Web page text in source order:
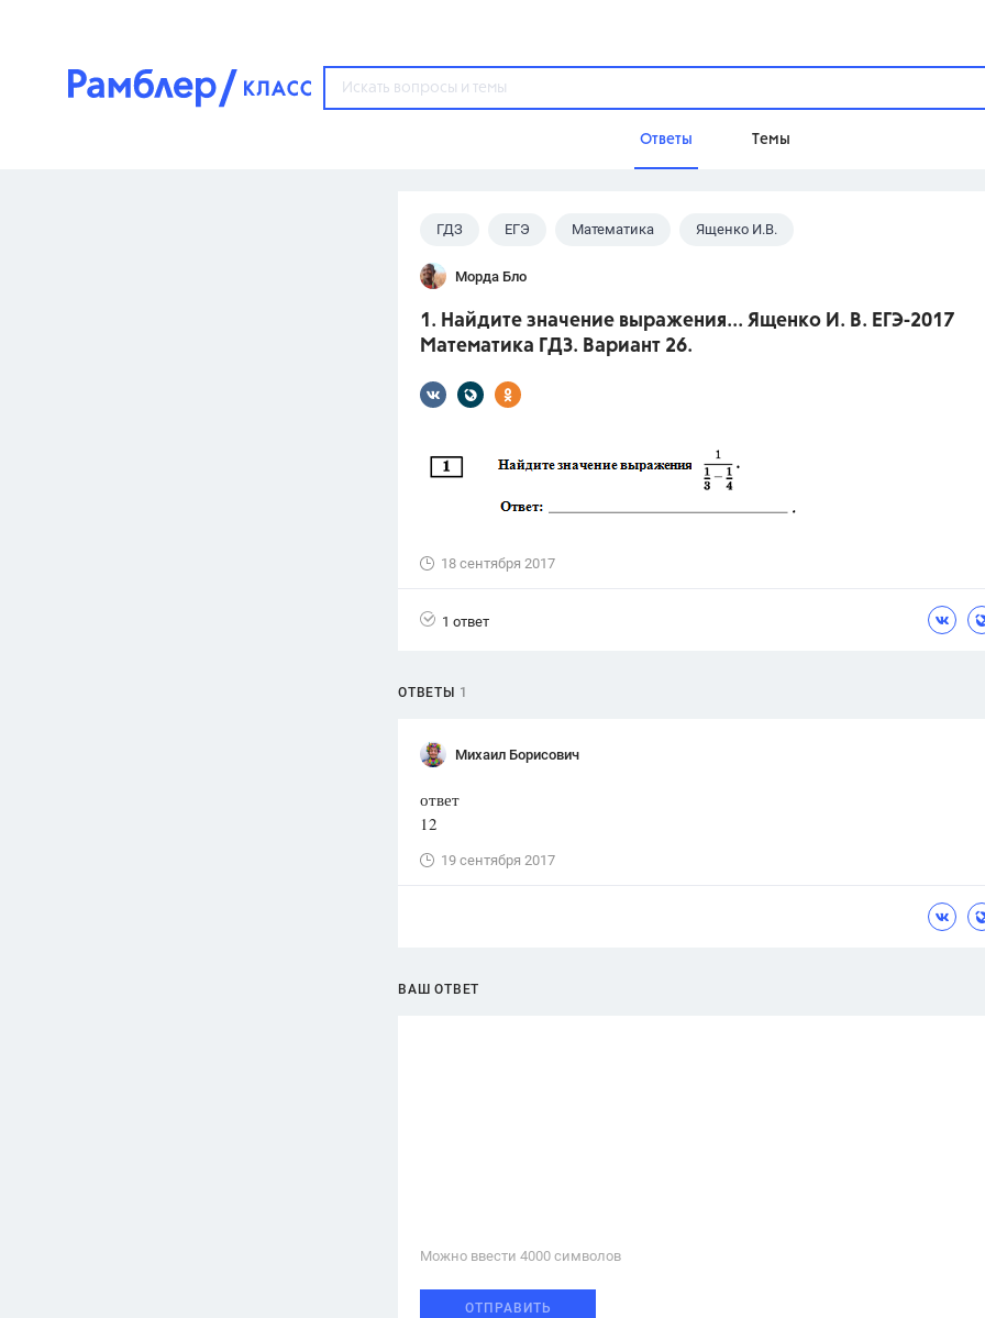
Ответы Темы
Популярные темы
ГДЗ
ОГЭ
ответа
Домашнее задание
Школа
Разумовская М.М.,
Цветков Л. А.
ГДЗ ЕГЭ Математика Ященко И.В.
Морда Бло
1. Найдите значение выражения... Ященко И. В. ЕГЭ-2017
Математика ГДЗ. Вариант 26.
18 сентября 2017
1 ответ
ОТВЕТЫ 1
Михаил Борисович
ответ
12
19 сентября 2017
ВАШ ОТВЕТ
Можно ввести 4000 cимволов
ОТПРАВИТЬ